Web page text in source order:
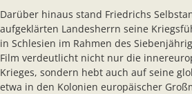
Darüber hinaus stand Friedrichs
aufgeklärten Landesherrn seine
in Schlesien im Rahmen des
Film verdeutlicht nicht nur die
Krieges, sondern hebt auch auf seine
etwa in den Kolonien europäischer